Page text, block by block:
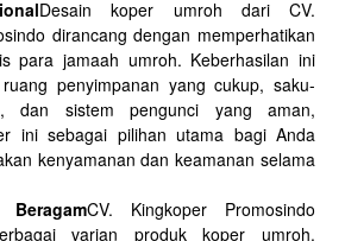
Desain koper umroh dari CV.
dirancang dengan memperhatikan
para jamaah umroh. Keberhasilan ini
penyimpanan yang cukup, saku-
dan sistem pengunci yang aman,
ini sebagai pilihan utama bagi Anda
kenyamanan dan keamanan selama
CV. Kingkoper Promosindo
varian produk koper umroh.